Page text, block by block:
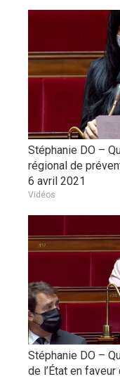
Stéphanie DO –
régional de
6 avril 2021
Vidéos
Stéphanie DO –
de l’État en